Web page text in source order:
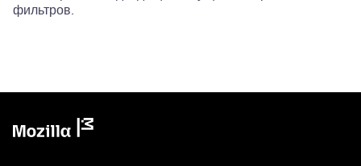
фильтров.